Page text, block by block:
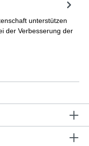
unterstützen
der Verbesserung der